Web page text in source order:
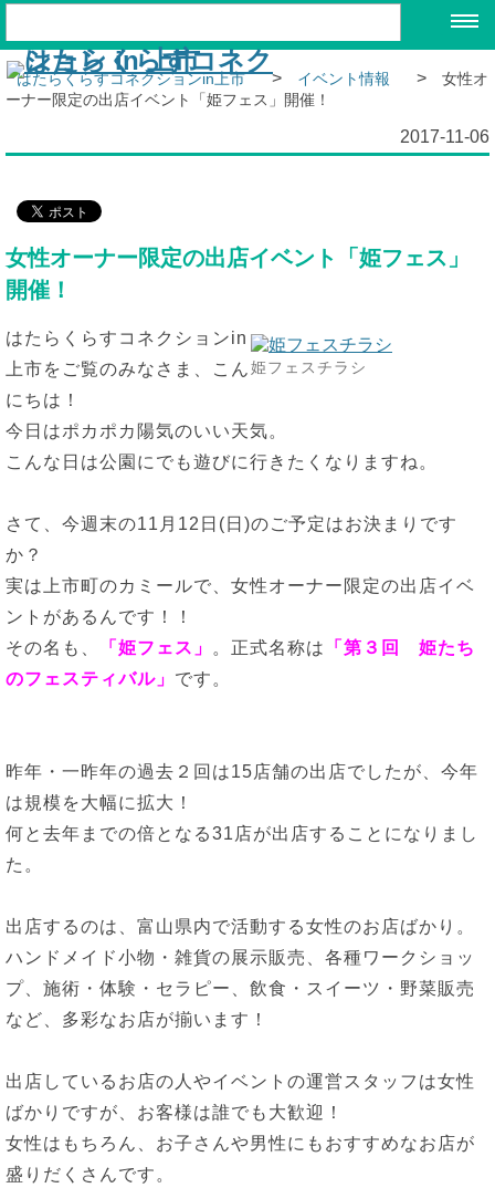
はたらくらすコネクションin上市 > イベント情報 >
女性オ
ーナー限定の出店イベント「姫フェス」開催！
2017-11-06
女性オーナー限定の出店イベント「姫フェス」
開催！
姫フェスチラシ
はたらくらすコネクションin
上市をご覧のみなさま、こん
にちは！
今日はポカポカ陽気のいい天気。
こんな日は公園にでも遊びに行きたくなりますね。
さて、今週末の11月12日(日)のご予定はお決まりです
か？
実は上市町のカミールで、女性オーナー限定の出店イベ
ントがあるんです！！
その名も、
「姫フェス」 。正式名称は
「第３回 姫たち
のフェスティバル」 です。
昨年・一昨年の過去２回は15店舗の出店でしたが、今年
は規模を大幅に拡大！
何と去年までの倍となる31店が出店することになりまし
た。
出店するのは、富山県内で活動する女性のお店ばかり。
ハンドメイド小物・雑貨の展示販売、各種ワークショッ
プ、施術・体験・セラピー、飲食・スイーツ・野菜販売
など、多彩なお店が揃います！
出店しているお店の人やイベントの運営スタッフは女性
ばかりですが、お客様は誰でも大歓迎！
女性はもちろん、お子さんや男性にもおすすめなお店が
盛りだくさんです。